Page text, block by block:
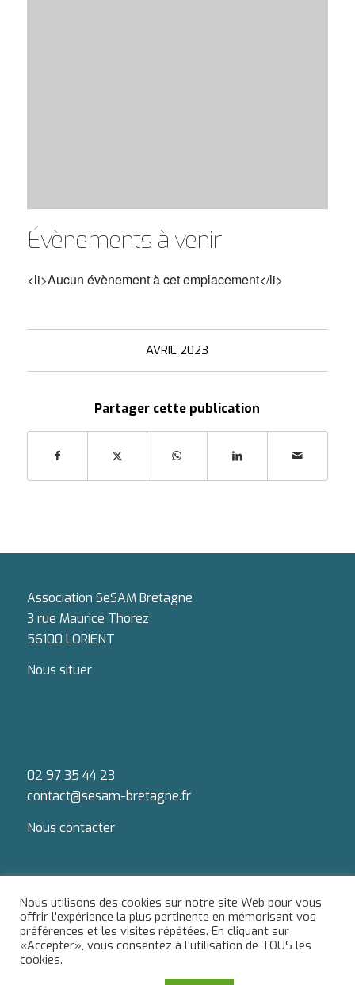
Évènements à venir
<li>Aucun évènement à cet emplacement</li>
AVRIL 2023
Partager cette publication
Association SeSAM Bretagne
3 rue Maurice Thorez
56100 LORIENT
Nous situer
02 97 35 44 23
contact@sesam-bretagne.fr
Nous contacter
Du lundi au jeudi : 9h-12h / 13h-18h
Le vendredi : 9h-12h / 13h-17h
Nous utilisons des cookies sur notre site Web pour vous
offrir l'expérience la plus pertinente en mémorisant vos
préférences et les visites répétées. En cliquant sur
«Accepter», vous consentez à l'utilisation de TOUS les
cookies.